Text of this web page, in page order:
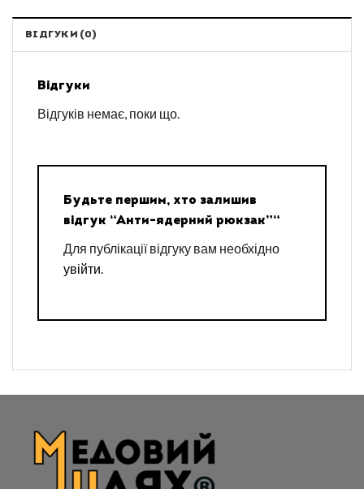
ВІДГУКИ (0)
Відгуки
Відгуків немає, поки що.
Будьте першим, хто залишив
відгук “Анти-ядерний рюкзак”“
Для публікації відгуку вам необхідно
увійти